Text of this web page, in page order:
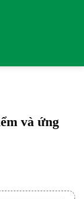
và ứng